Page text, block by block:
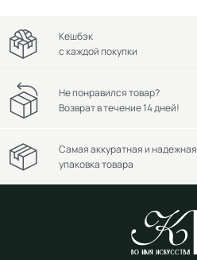
Кешбэк
с каждой покупки
Не понравился товар?
Возврат в течение 14 дней!
Самая аккуратная и надежная
упаковка товара